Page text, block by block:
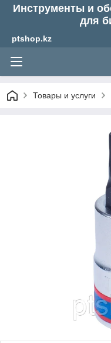
Инструменты и
для
ptshop.kz
Товары и услуги